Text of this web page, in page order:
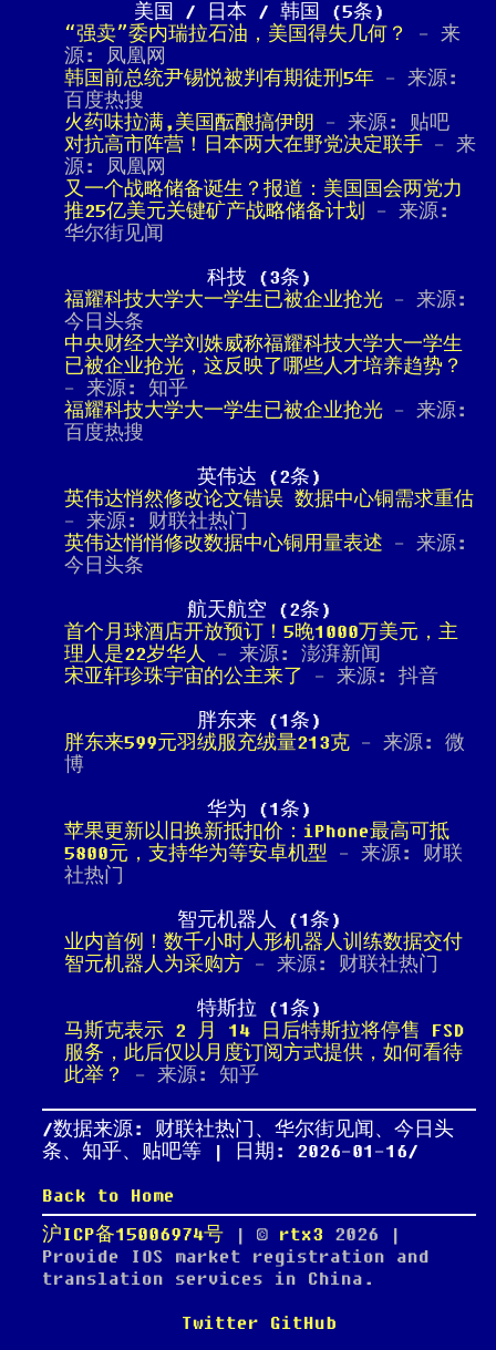
美国 / 日本 / 韩国 (5条)
“强卖”委内瑞拉石油，美国得失几何？
- 来
源: 凤凰网
韩国前总统尹锡悦被判有期徒刑5年 - 来源:
百度热搜
火药味拉满,美国酝酿搞伊朗
- 来源: 贴吧
对抗高市阵营！日本两大在野党决定联手 - 来
源: 凤凰网
又一个战略储备诞生？报道：美国国会两党力
推25亿美元关键矿产战略储备计划
- 来源:
华尔街见闻
科技 (3条)
福耀科技大学大一学生已被企业抢光 - 来源:
今日头条
中央财经大学刘姝威称福耀科技大学大一学生
已被企业抢光，这反映了哪些人才培养趋势？
- 来源: 知乎
福耀科技大学大一学生已被企业抢光 - 来源:
百度热搜
英伟达 (2条)
英伟达悄然修改论文错误 数据中心铜需求重估
- 来源: 财联社热门
英伟达悄悄修改数据中心铜用量表述 - 来源:
今日头条
航天航空 (2条)
首个月球酒店开放预订！5晚1000万美元，主
理人是22岁华人 - 来源: 澎湃新闻
宋亚轩珍珠宇宙的公主来了
- 来源: 抖音
胖东来 (1条)
胖东来599元羽绒服充绒量213克 - 来源: 微
博
华为 (1条)
苹果更新以旧换新抵扣价：iPhone最高可抵
5800元，支持华为等安卓机型 - 来源: 财联
社热门
智元机器人 (1条)
业内首例！数千小时人形机器人训练数据交付
智元机器人为采购方 - 来源: 财联社热门
特斯拉 (1条)
马斯克表示 2 月 14 日后特斯拉将停售 FSD
服务，此后仅以月度订阅方式提供，如何看待
此举？
- 来源: 知乎
数据来源: 财联社热门、华尔街见闻、今日头
条、知乎、贴吧等 | 日期: 2026-01-16
Back to Home
沪ICP备15006974号 | © rtx3 2026 |
Provide IOS market registration and
translation services in China.
Twitter GitHub